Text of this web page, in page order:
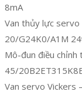
8mA
Van thủy lực
20/G24K0/A1M
Mô-đun điều
45/
Van servo Vickers